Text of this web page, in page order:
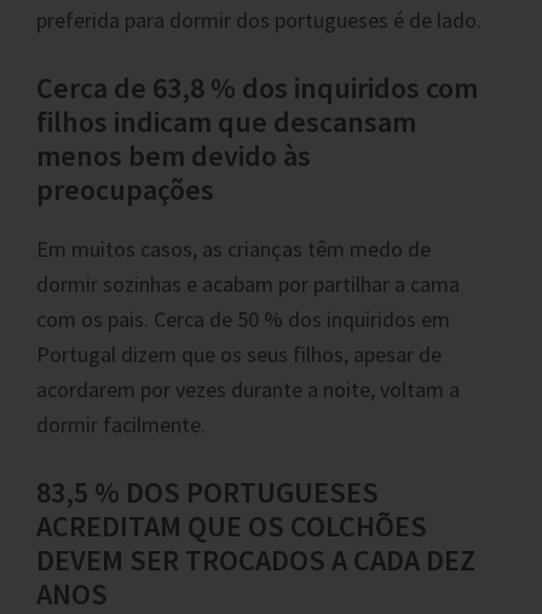
preferida para dormir dos portugueses é de lado.
Cerca de 63,8 % dos inquiridos com
filhos indicam que descansam
menos bem devido às
preocupações
Em muitos casos, as crianças têm medo de
dormir sozinhas e acabam por partilhar a cama
com os pais. Cerca de 50 % dos inquiridos em
Portugal dizem que os seus filhos, apesar de
acordarem por vezes durante a noite, voltam a
dormir facilmente.
83,5 % DOS PORTUGUESES
ACREDITAM QUE OS COLCHÕES
DEVEM SER TROCADOS A CADA DEZ
ANOS